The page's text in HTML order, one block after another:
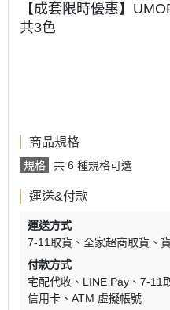
【成套限時優惠】
共3色
商品規格
規格 共 6 種規格可選
運送&付款
運送方式
7-11取貨
全家超商取貨
付款方式
宅配代收
LINE Pay 7-11
信用卡
ATM 虛擬帳號